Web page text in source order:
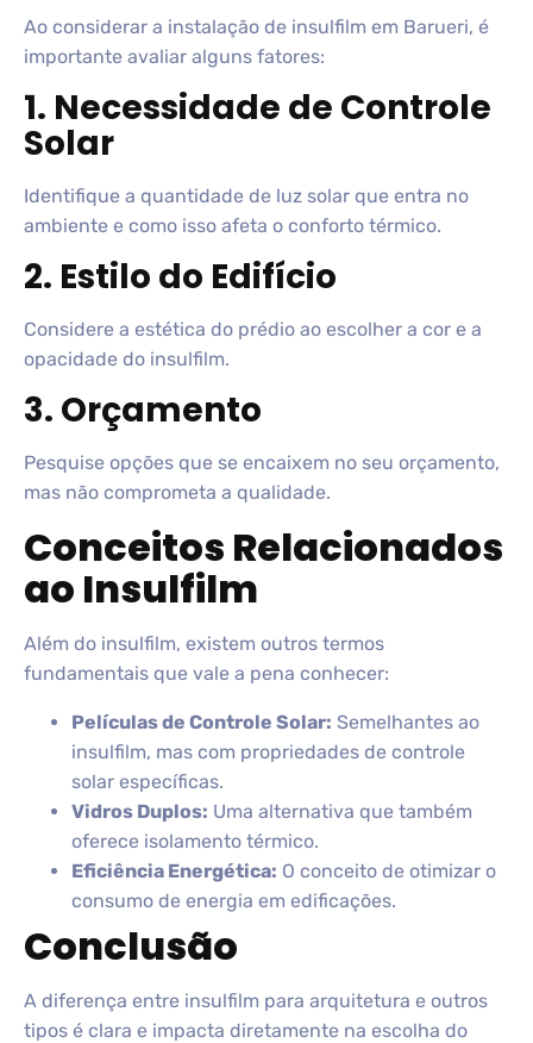
Ao considerar a instalação de insulfilm em Barueri, é
importante avaliar alguns fatores:
1. Necessidade de Controle
Solar
Identifique a quantidade de luz solar que entra no
ambiente e como isso afeta o conforto térmico.
2. Estilo do Edifício
Considere a estética do prédio ao escolher a cor e a
opacidade do insulfilm.
3. Orçamento
Pesquise opções que se encaixem no seu orçamento,
mas não comprometa a qualidade.
Conceitos Relacionados
ao Insulfilm
Além do insulfilm, existem outros termos
fundamentais que vale a pena conhecer:
Películas de Controle Solar: Semelhantes ao
insulfilm, mas com propriedades de controle
solar específicas.
Vidros Duplos: Uma alternativa que também
oferece isolamento térmico.
Eficiência Energética: O conceito de otimizar o
consumo de energia em edificações.
Conclusão
A diferença entre insulfilm para arquitetura e outros
tipos é clara e impacta diretamente na escolha do